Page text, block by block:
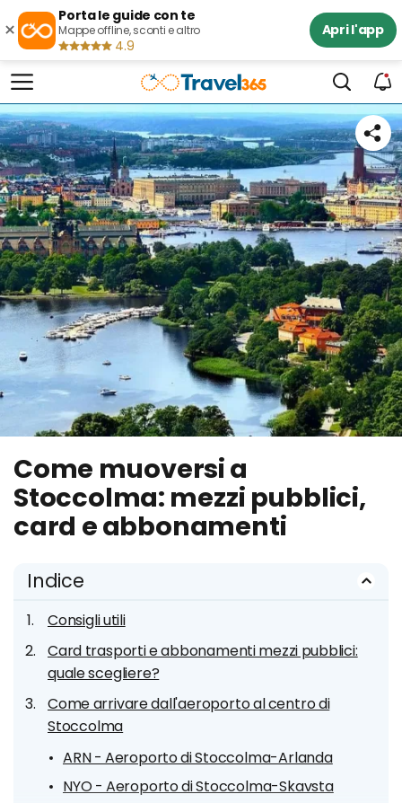
×
Porta le guide con te
Mappe offline, sconti e altro
4.9
Apri l'app
Come muoversi a
Stoccolma: mezzi pubblici,
card e abbonamenti
Indice
Consigli utili
Card trasporti e abbonamenti mezzi pubblici:
quale scegliere?
Come arrivare dall'aeroporto al centro di
Stoccolma
ARN - Aeroporto di Stoccolma-Arlanda
NYO - Aeroporto di Stoccolma-Skavsta